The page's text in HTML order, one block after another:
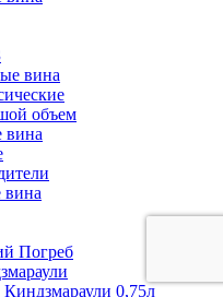
вина
объем
вина
вина
Погреб
Киндзмараули 0,75л